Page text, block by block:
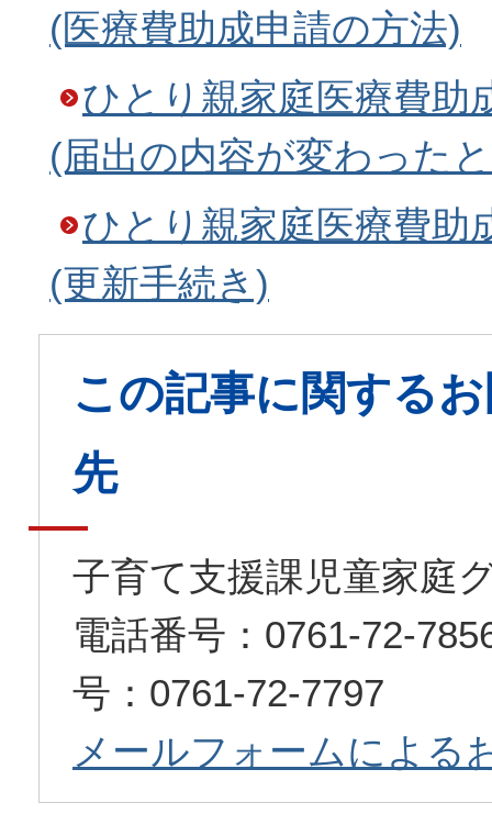
(医療費助成申請の方法)
ひとり親家庭医療費助
(届出の内容が変わった
ひとり親家庭医療費助
(更新手続き)
この記事に関する
先
子育て支援課児童家庭
電話番号：0761-72-
号：0761-72-7797
メールフォームによる